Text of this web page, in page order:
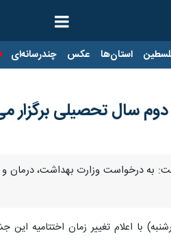
استان‌ها عکس چندرسانه‌ای
با اعلام تغییر زمان اختتامیه